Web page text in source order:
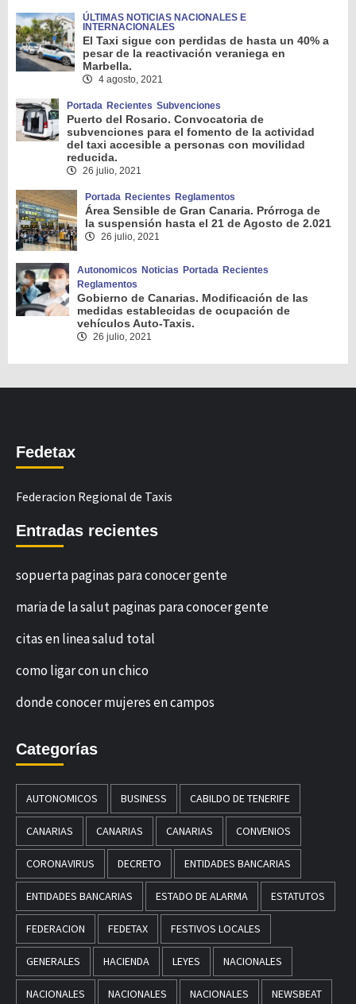
ÚLTIMAS NOTICIAS NACIONALES E
INTERNACIONALES
El Taxi sigue con perdidas de hasta un 40% a
pesar de la reactivación veraniega en
Marbella.
4 agosto, 2021
Portada Recientes Subvenciones
Puerto del Rosario. Convocatoria de
subvenciones para el fomento de la actividad
del taxi accesible a personas con movilidad
reducida.
26 julio, 2021
Portada Recientes Reglamentos
Área Sensible de Gran Canaria. Prórroga de
la suspensión hasta el 21 de Agosto de 2.021
26 julio, 2021
Autonomicos Noticias Portada Recientes
Reglamentos
Gobierno de Canarias. Modificación de las
medidas establecidas de ocupación de
vehículos Auto-Taxis.
26 julio, 2021
Fedetax
Federacion Regional de Taxis
Entradas recientes
sopuerta paginas para conocer gente
maria de la salut paginas para conocer gente
citas en linea salud total
como ligar con un chico
donde conocer mujeres en campos
Categorías
AUTONOMICOS BUSINESS CABILDO DE TENERIFE
CANARIAS CANARIAS CANARIAS CONVENIOS
CORONAVIRUS DECRETO ENTIDADES BANCARIAS
ENTIDADES BANCARIAS ESTADO DE ALARMA ESTATUTOS
FEDERACION FEDETAX FESTIVOS LOCALES
GENERALES HACIENDA LEYES NACIONALES
NACIONALES NACIONALES NACIONALES NEWSBEAT